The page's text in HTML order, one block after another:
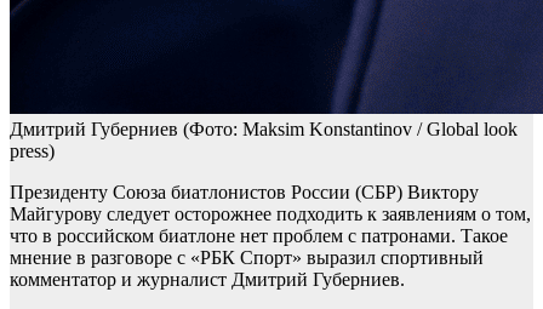
Дмитрий Губерниев (Фото: Maksim Konstantinov / Global look
press)
Президенту Союза биатлонистов России (СБР) Виктору
Майгурову следует осторожнее подходить к заявлениям о том,
что в российском биатлоне нет проблем с патронами. Такое
мнение в разговоре с «РБК Спорт» выразил спортивный
комментатор и журналист Дмитрий Губерниев.